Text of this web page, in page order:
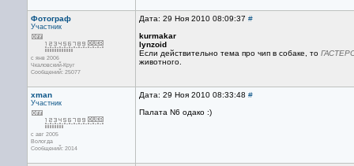
Фотограф
Участник
с янв 2006
Чкаловский-Круг
Сообщений: 25077
Дата: 29 Ноя 2010 08:09:37 #
kurmakar
lynzoid
Если действительно тема про чип в собаке, то
животного.
xman
Участник
с авг 2005
Вологда
Сообщений: 2014
Дата: 29 Ноя 2010 08:33:48 #
Палата N6 одако :)